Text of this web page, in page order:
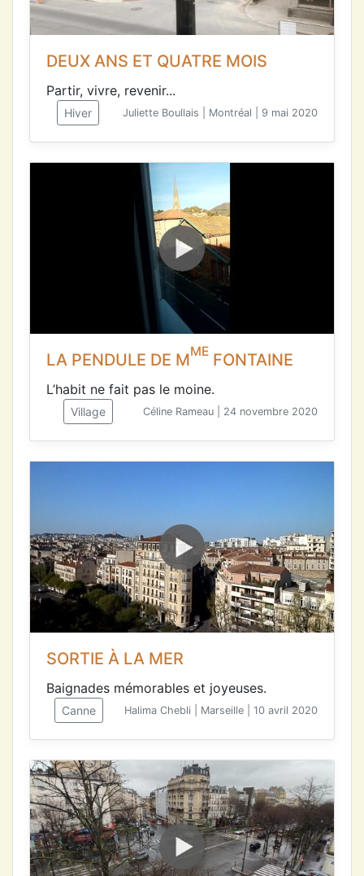
DEUX ANS ET QUATRE MOIS
Partir, vivre, revenir...
Hiver Juliette Boullais | Montréal | 9 mai 2020
LA PENDULE DE MME FONTAINE
L’habit ne fait pas le moine.
Village Céline Rameau | 24 novembre 2020
SORTIE À LA MER
Baignades mémorables et joyeuses.
Canne Halima Chebli | Marseille | 10 avril 2020